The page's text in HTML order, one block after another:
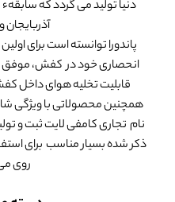
دنیا تولید می گردد که سابقهء
آذربایجان
پاندورا توانسته است برای
انحصاری خود در کفش، موفق به
قابلیت تخلیه هوای داخل
همچنین محصولاتی با ویژگی
نام تجاری کامفی لایت ثبت و
ذکر شده بسیار مناسب برای
روی